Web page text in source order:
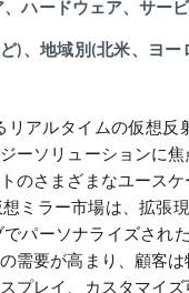
ハードウェア、サー
)、地域別(北米、ヨ
アルタイムの仮想反
ーソリューションに
のさまざまなユース
ミラー市場は、拡張
パーソナライズされ
需要が高まり、顧客
プレイ、カスタマイ